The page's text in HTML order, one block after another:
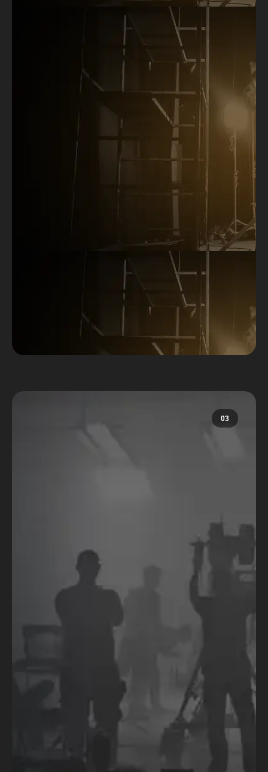
roteiristas talentosos, responsáveis
por projetos inovadores e empresas
interessadas em identificar novas
oportunidades de negócios,
impulsionando a criação e produção
de conteúdos originais e de alta
qualidade.
Seja você uma produtora,
distribuidora, canal de TV (aberto ou
fechado) ou plataforma de streaming,
a Rodada de Negócios oferece um
para explorar ideias, formar parcerias
mais do que uma oportunidade de
expor seu trabalho – é uma chance
de aprender, crescer e se conectar
com outros apaixonados por
narrativas. Quer você seja um
roteirista iniciante ou um profissional
experiente, nossos concursos são
uma plataforma para explorar novas
Acompanhe esta página para ficar
por dentro das próximas edições,
prazos de inscrição e regulamentos.
Sua história merece ser contada –
inscreva-se e faça parte dessa
03